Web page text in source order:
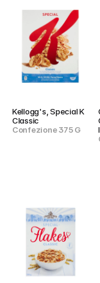
Kellogg's, Special K
Classic
Confezione 375 G